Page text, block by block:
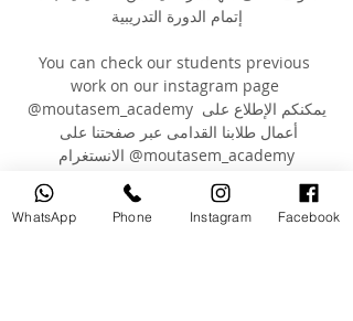
إتمام الدورة التدريبية
You can check our students previous
work on our instagram page
@moutasem_academy يمكنكم الإطلاع على
أعمال طلابنا القدامى عبر صفحتنا على
الانستغرام @moutasem_academy
WhatsApp Phone Instagram Facebook